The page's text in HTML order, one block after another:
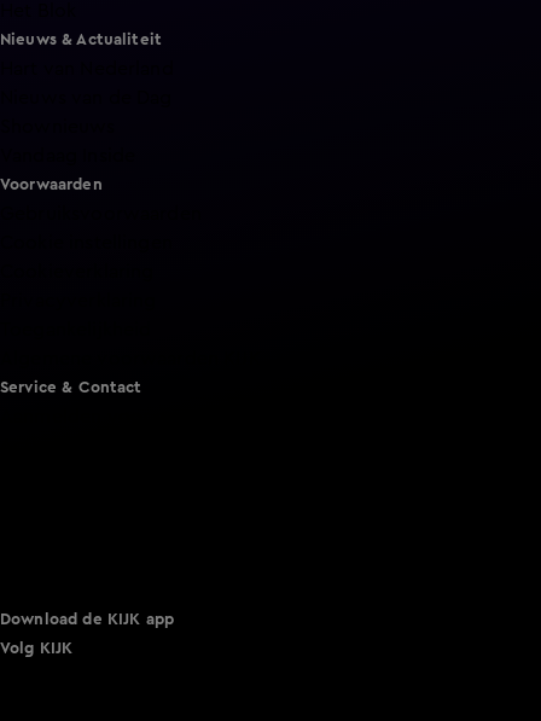
Nieuws & Actualiteit
Voorwaarden
Service & Contact
Download de KIJK app
Volg KIJK